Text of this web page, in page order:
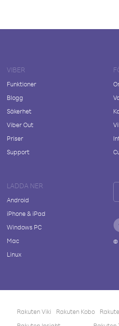
VIBER
Funktioner
Blogg
Säkerhet
Viber Out
Priser
Support
LADDA NER
Android
iPhone & iPad
Windows PC
Mac
Linux
©
Rakuten Viki Rakuten Kobo